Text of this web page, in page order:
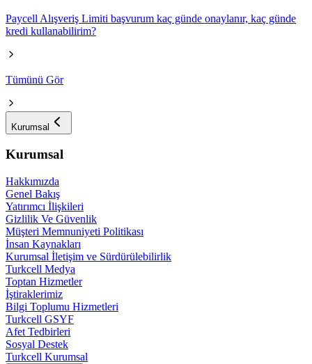
Paycell Alışveriş Limiti başvurum kaç günde onaylanır, kaç günde
kredi kullanabilirim?
Tümünü Gör
Kurumsal
Kurumsal
Hakkımızda
Genel Bakış
Yatırımcı İlişkileri
Gizlilik Ve Güvenlik
Müşteri Memnuniyeti Politikası
İnsan Kaynakları
Kurumsal İletişim ve Sürdürülebilirlik
Turkcell Medya
Toptan Hizmetler
İştiraklerimiz
Bilgi Toplumu Hizmetleri
Turkcell GSYF
Afet Tedbirleri
Sosyal Destek
Turkcell Kurumsal